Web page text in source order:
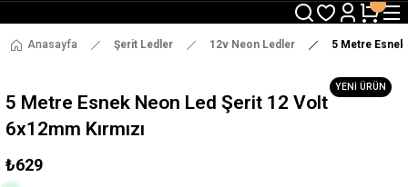
3000 TL ve Üzeri Alışverişlerde Ücretsiz Kargo !
12:00' a Kadar Verilen Siparişlerde Aynı Gün Gönderim !
3000 TL ve Üzeri Alışverişlerde Ücretsiz Kargo !
Anasayfa Şerit Ledler 12v Neon Ledler 5 Metre Esnek
YENİ ÜRÜN
5 Metre Esnek Neon Led Şerit 12 Volt
6x12mm Kırmızı
₺629